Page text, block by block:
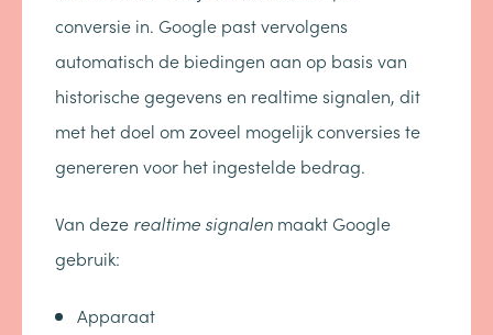
conversie in. Google past vervolgens
automatisch de biedingen aan op basis van
historische gegevens en realtime signalen, dit
met het doel om zoveel mogelijk conversies te
genereren voor het ingestelde bedrag.
Van deze realtime signalen maakt Google
gebruik:
Apparaat